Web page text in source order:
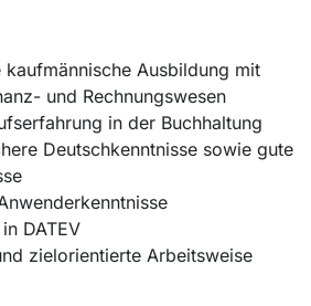
kaufmännische Ausbildung mit
und Rechnungswesen
in der Buchhaltung
Deutschkenntnisse sowie gute
DATEV
zielorientierte Arbeitsweise